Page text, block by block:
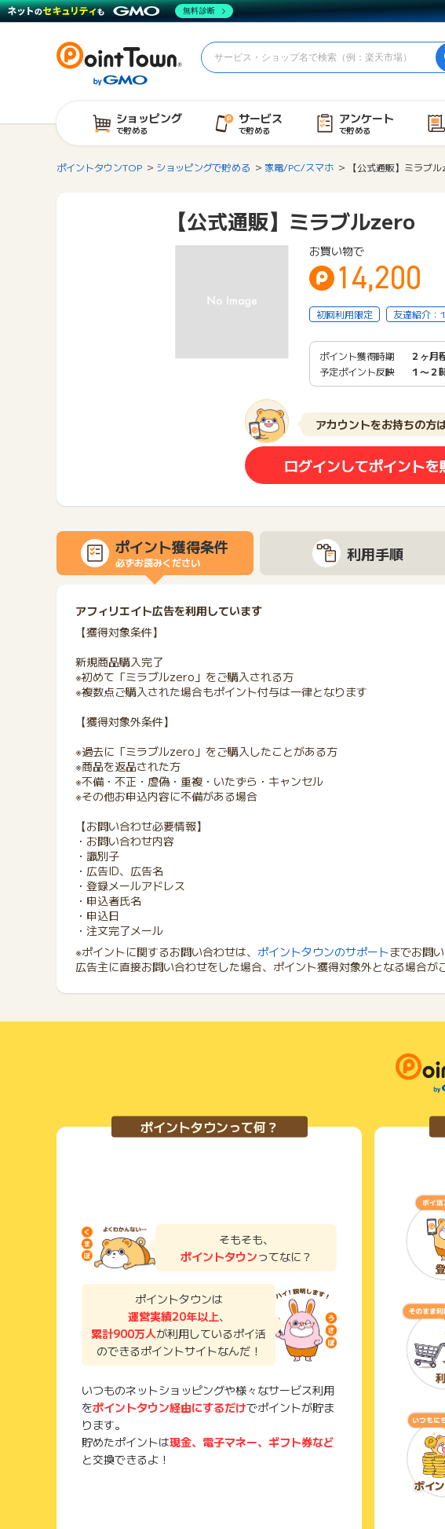
ショッピング
で貯める
サービス
で貯める
アンケート
で貯める
ポイントタウンTOP ショッピングで貯める 家電/PC/スマホ 【公式通販】ミラブ
【公式通販】ミラブルzero
お買い物で
14,200
初回利用限定 友達紹介：
ポイント獲得時期
２ヶ月
予定ポイント反映
１〜２
アカウントをお持ちの方
ログインしてポイントを
ポイント獲得条件
必ずお読みください 利用手順
アフィリエイト広告を利用しています
【獲得対象条件】
新規商品購入完了
※初めて「ミラブルzero」をご購入される方
※複数点ご購入された場合もポイント付与は一律となります
【獲得対象外条件】
※過去に「ミラブルzero」をご購入したことがある方
※商品を返品された方
※不備・不正・虚偽・重複・いたずら・キャンセル
※その他お申込内容に不備がある場合
【お問い合わせ必要情報】
・お問い合わせ内容
・識別子
・広告ID、広告名
・登録メールアドレス
・申込者氏名
・申込日
・注文完了メール
※ポイントに関するお問い合わせは、 ポイントタウンのサポートまでお問
広告主に直接お問い合わせをした場合、ポイント獲得対象外となる場合が
ポイントタウンって何？
そもそも、
ポイントタウンってなに？
ポイントタウンは
運営実績20年以上、
累計900万人が利用しているポイ活
のできるポイントサイトなんだ！
いつものネットショッピングや様々なサービス利用
をポイントタウン経由にするだけでポイントが貯ま
ります。
貯めたポイントは現金、電子マネー、ギフト券など
と交換できるよ！
無料診断